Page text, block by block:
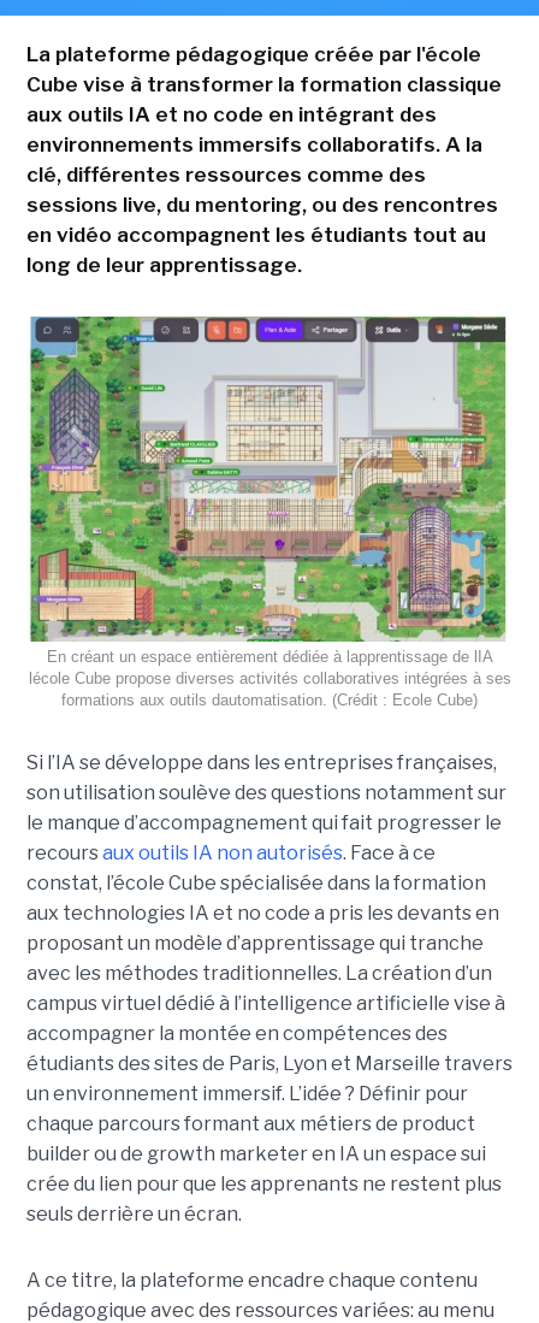
La plateforme pédagogique créée par l'école
Cube vise à transformer la formation classique
aux outils IA et no code en intégrant des
environnements immersifs collaboratifs. A la
clé, différentes ressources comme des
sessions live, du mentoring, ou des rencontres
en vidéo accompagnent les étudiants tout au
long de leur apprentissage.
En créant un espace entièrement dédiée à lapprentissage de lIA
lécole Cube propose diverses activités collaboratives intégrées à ses
formations aux outils dautomatisation. (Crédit : Ecole Cube)
Si l’IA se développe dans les entreprises françaises,
son utilisation soulève des questions notamment sur
le manque d’accompagnement qui fait progresser le
recoursaux outils IA non autorisés. Face à ce
constat, l’école Cube spécialisée dans la formation
aux technologies IA et no code a pris les devants en
proposant un modèle d’apprentissage qui tranche
avec les méthodes traditionnelles. La création d’un
campus virtuel dédié à l’intelligence artificielle vise à
accompagner la montée en compétences des
étudiants des sites de Paris, Lyon et Marseille travers
un environnement immersif. L’idée ? Définir pour
chaque parcours formant aux métiers de product
builder ou de growth marketer en IA un espace sui
crée du lien pour que les apprenants ne restent plus
seuls derrière un écran.
A ce titre, la plateforme encadre chaque contenu
pédagogique avec des ressources variées: au menu